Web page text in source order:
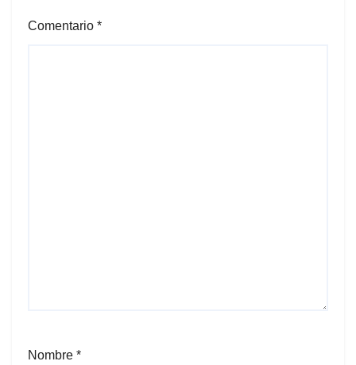
Comentario *
Nombre *